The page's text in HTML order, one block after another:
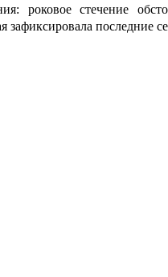
роковое стечение
зафиксировала последние